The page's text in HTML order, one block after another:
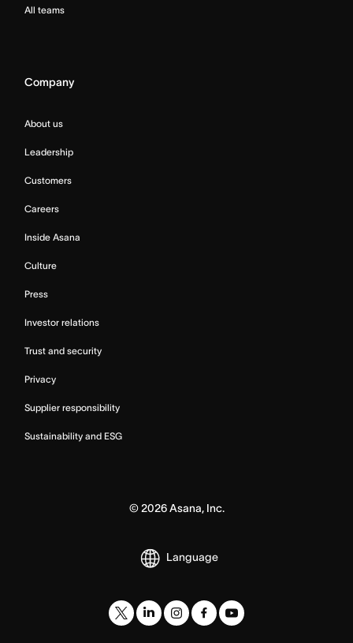
All teams
Company
About us
Leadership
Customers
Careers
Inside Asana
Culture
Press
Investor relations
Trust and security
Privacy
Supplier responsibility
Sustainability and ESG
© 2026Asana, Inc.
Language